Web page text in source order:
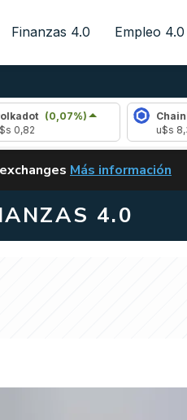
Finanzas 4.0 Empleo 4.0
Chainlink
CLARITY ACT EN
Más información
4.0